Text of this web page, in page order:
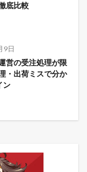
底比較
9日
営の受注処理が限
・出荷ミスで分か
ン